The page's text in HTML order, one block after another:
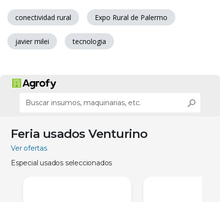
conectividad rural Expo Rural de Palermo
javier milei tecnologia
Feria usados Venturino
Ver ofertas
Especial usados seleccionados